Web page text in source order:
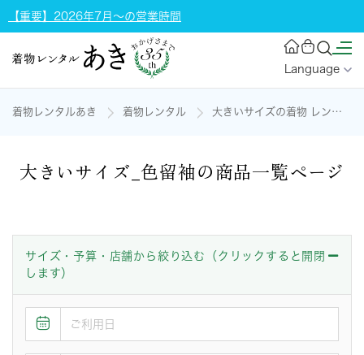
【重要】2026年7月～の営業時間
Language
着物レンタルあき 着物レンタル 大きいサイズの着物 レンタル
大きいサイズ_色留袖の商品一覧ページ
サイズ・予算・店舗から絞り込む（クリックすると開閉
します）